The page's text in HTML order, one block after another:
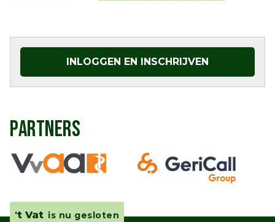
INLOGGEN EN INSCHRIJVEN
PARTNERS
't Vat is nu gesloten